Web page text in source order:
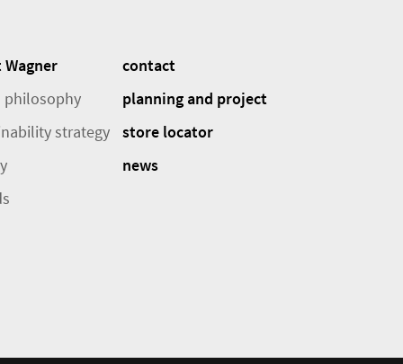
philosophy
strategy
contact
planning and project
store locator
news